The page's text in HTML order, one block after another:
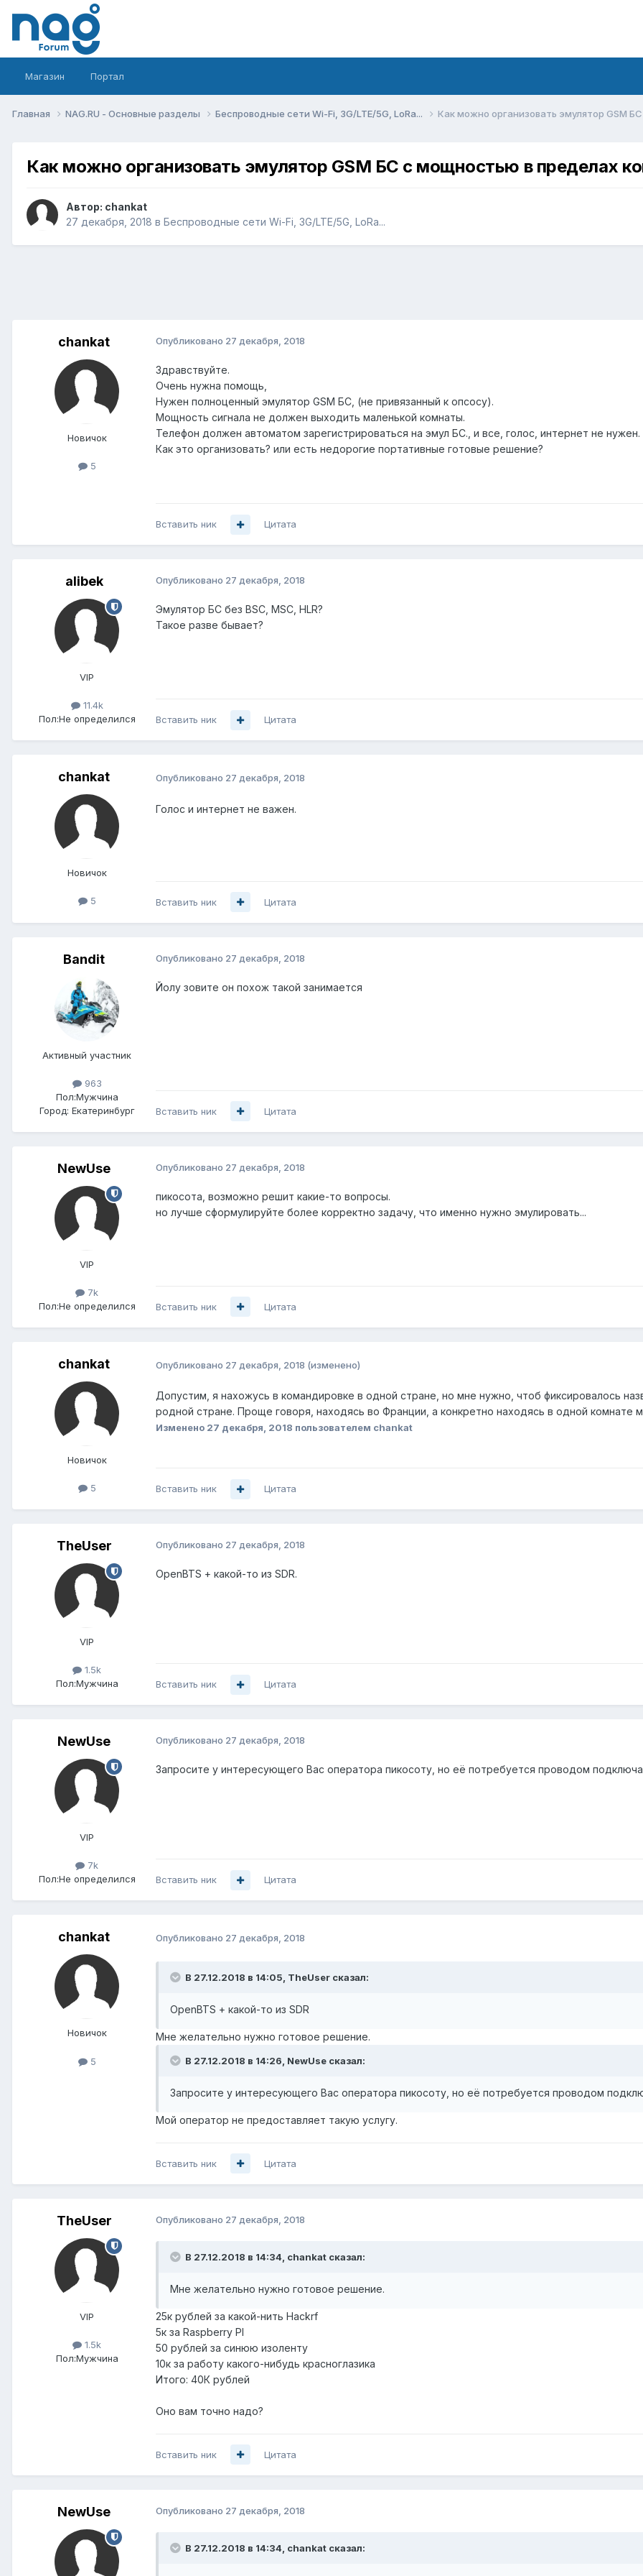
Магазин Портал
Главная NAG.RU - Основные разделы Беспроводные сети Wi-Fi, 3G/LTE/5G, LoRa... Как можно организовать эмулятор GSM
Как можно организовать эмулятор GSM БС с мощностью в пределах
Автор: chankat
27 декабря, 2018 в Беспроводные сети Wi-Fi, 3G/LTE/5G, LoRa...
chankat
Новичок
5
Опубликовано 27 декабря, 2018
Здравствуйте.
Очень нужна помощь,
Нужен полноценный эмулятор GSM БС, (не привязанный к опсосу).
Мощность сигнала не должен выходить маленькой комнаты.
Телефон должен автоматом зарегистрироваться на эмул БС., и все, голос, интернет не нужен.
Как это организовать? или есть недорогие портативные готовые решение?
Вставить ник Цитата
alibek
VIP
11.4k
Пол:Не определился
Опубликовано 27 декабря, 2018
Эмулятор БС без BSC, MSC, HLR?
Такое разве бывает?
Вставить ник Цитата
chankat
Новичок
5
Опубликовано 27 декабря, 2018
Голос и интернет не важен.
Вставить ник Цитата
Bandit
Активный участник
963
Пол:Мужчина
Город: Екатеринбург
Опубликовано 27 декабря, 2018
Йолу зовите он похож такой занимается
Вставить ник Цитата
NewUse
VIP
7k
Пол:Не определился
Опубликовано 27 декабря, 2018
пикосота, возможно решит какие-то вопросы.
но лучше сформулируйте более корректно задачу, что именно нужно эмулировать...
Вставить ник Цитата
chankat
Новичок
5
Опубликовано 27 декабря, 2018 (изменено)
Допустим, я нахожусь в командировке в одной стране, но мне нужно, чтоб фиксировалось
родной стране. Проще говоря, находясь во Франции, а конкретно находясь в одной комнате
Изменено 27 декабря, 2018 пользователем chankat
Вставить ник Цитата
TheUser
VIP
1.5k
Пол:Мужчина
Опубликовано 27 декабря, 2018
OpenBTS + какой-то из SDR.
Вставить ник Цитата
NewUse
VIP
7k
Пол:Не определился
Опубликовано 27 декабря, 2018
Запросите у интересующего Вас оператора пикосоту, но её потребуется проводом
Вставить ник Цитата
chankat
Новичок
5
Опубликовано 27 декабря, 2018
В 27.12.2018 в 14:05, TheUser сказал:
OpenBTS + какой-то из SDR
Мне желательно нужно готовое решение.
В 27.12.2018 в 14:26, NewUse сказал:
Запросите у интересующего Вас оператора пикосоту, но её потребуется проводом
Мой оператор не предоставляет такую услугу.
Вставить ник Цитата
TheUser
VIP
1.5k
Пол:Мужчина
Опубликовано 27 декабря, 2018
В 27.12.2018 в 14:34, chankat сказал:
Мне желательно нужно готовое решение.
25к рублей за какой-нить Hackrf
5к за Raspberry PI
50 рублей за синюю изоленту
10к за работу какого-нибудь красноглазика
Итого: 40К рублей
Оно вам точно надо?
Вставить ник Цитата
NewUse Опубликовано 27 декабря, 2018
В 27.12.2018 в 14:34, chankat сказал: